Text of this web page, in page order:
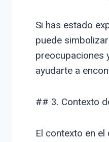
Si has estado
puede
preocupaciones
ayudarte a
## 3. Contexto
El contexto en